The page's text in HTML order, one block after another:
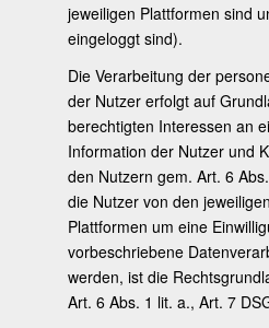
jeweiligen Plattformen sind
eingeloggt sind).
Die Verarbeitung der
der Nutzer erfolgt auf
berechtigten Interessen an
Information der Nutzer und
den Nutzern gem. Art. 6
die Nutzer von den
Plattformen um eine
vorbeschriebene
werden, ist die
Art. 6 Abs. 1 lit. a., Art. 7